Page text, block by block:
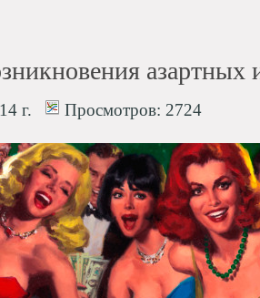
азартных
г. Просмотров: 2724